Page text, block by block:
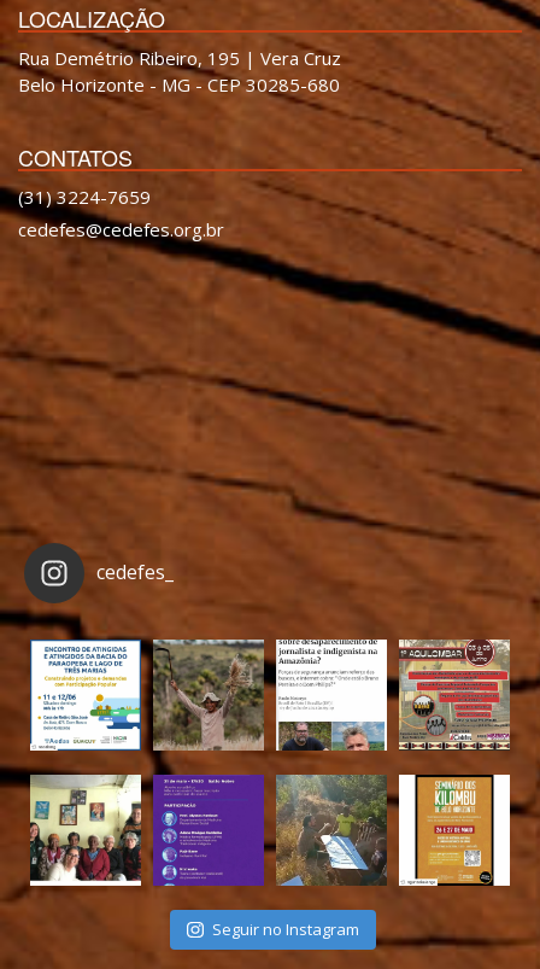
LOCALIZAÇÃO
Rua Demétrio Ribeiro, 195 | Vera Cruz
Belo Horizonte - MG - CEP 30285-680
CONTATOS
(31) 3224-7659
cedefes@cedefes.org.br
cedefes_
Seguir no Instagram